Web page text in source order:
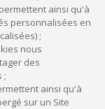
le vol de la
dans
trésorerie
ainsi qu'à
personnalisées en
;
nous
des
;
ainsi qu'à
sur un Site